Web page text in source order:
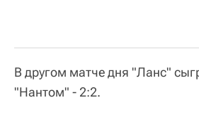
В другом матче дня "Ланс"
"Нантом" - 2:2.